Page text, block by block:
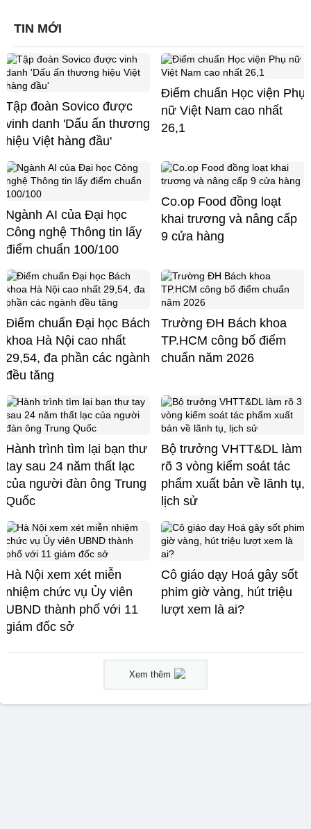
TIN MỚI
Tập đoàn Sovico được
vinh danh 'Dấu ấn thương
hiệu Việt hàng đầu'
Điểm chuẩn Học viện Phụ
nữ Việt Nam cao nhất
26,1
Ngành AI của Đại học
Công nghệ Thông tin lấy
điểm chuẩn 100/100
Co.op Food đồng loạt
khai trương và nâng cấp
9 cửa hàng
Điểm chuẩn Đại học Bách
khoa Hà Nội cao nhất
29,54, đa phần các ngành
đều tăng
Trường ĐH Bách khoa
TP.HCM công bố điểm
chuẩn năm 2026
Hành trình tìm lại bạn thư
tay sau 24 năm thất lạc
của người đàn ông Trung
Quốc
Bộ trưởng VHTT&DL làm
rõ 3 vòng kiểm soát tác
phẩm xuất bản về lãnh tụ,
lịch sử
Hà Nội xem xét miễn
nhiệm chức vụ Ủy viên
UBND thành phố với 11
giám đốc sở
Cô giáo dạy Hoá gây sốt
phim giờ vàng, hút triệu
lượt xem là ai?
Xem thêm